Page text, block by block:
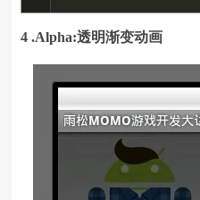
4 .Alpha:透明渐变动画